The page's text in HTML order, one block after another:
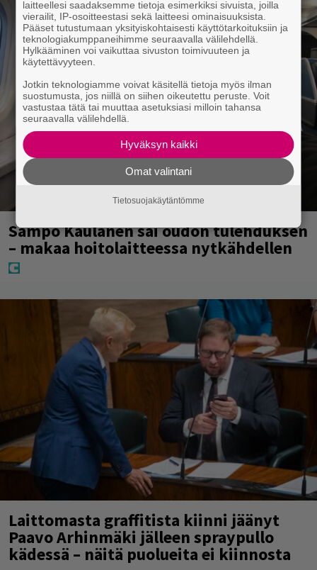
Sampo Kaulanen sai oudon tulehduksen
– makaa hoitolaitteessa nytkähdellen
Laittomasta graffitista kiinni jäänyt
Paavo Arhinmäki jälleen spraypullo
kädessä – näitä puolueita ei kiinnosta
laitteellesi saadaksemme tietoja esimerkiksi sivuista, joilla
vierailit, IP-osoitteestasi sekä laitteesi ominaisuuksista.
Pääset tutustumaan yksityiskohtaisesti käyttötarkoituksiin ja
teknologiakumppaneihimme seuraavalla välilehdellä.
Hylkääminen voi vaikuttaa sivuston toimivuuteen ja
käytettävyyteen.
Jotkin teknologiamme voivat käsitellä tietoja myös ilman
suostumusta, jos niillä on siihen oikeutettu peruste. Voit
vastustaa tätä tai muuttaa asetuksiasi milloin tahansa
seuraavalla välilehdellä.
Hyväksyn kaikki
Omat valintani
Tietosuojakäytäntömme